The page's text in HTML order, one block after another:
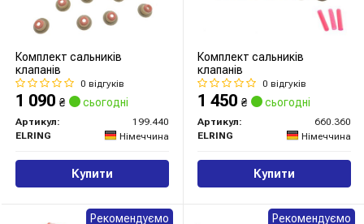
Комплект сальників
клапанів
0 відгуків
1 090 ₴ сьогодні
Артикул:
199.440
ELRING
Німеччина
Купити
Комплект сальників
клапанів
0 відгуків
1 450 ₴ сьогодні
Артикул:
660.360
ELRING
Німеччина
Купити
Рекомендуємо Рекомендуємо